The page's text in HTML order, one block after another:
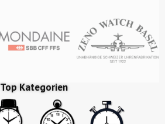
Top Kategorien